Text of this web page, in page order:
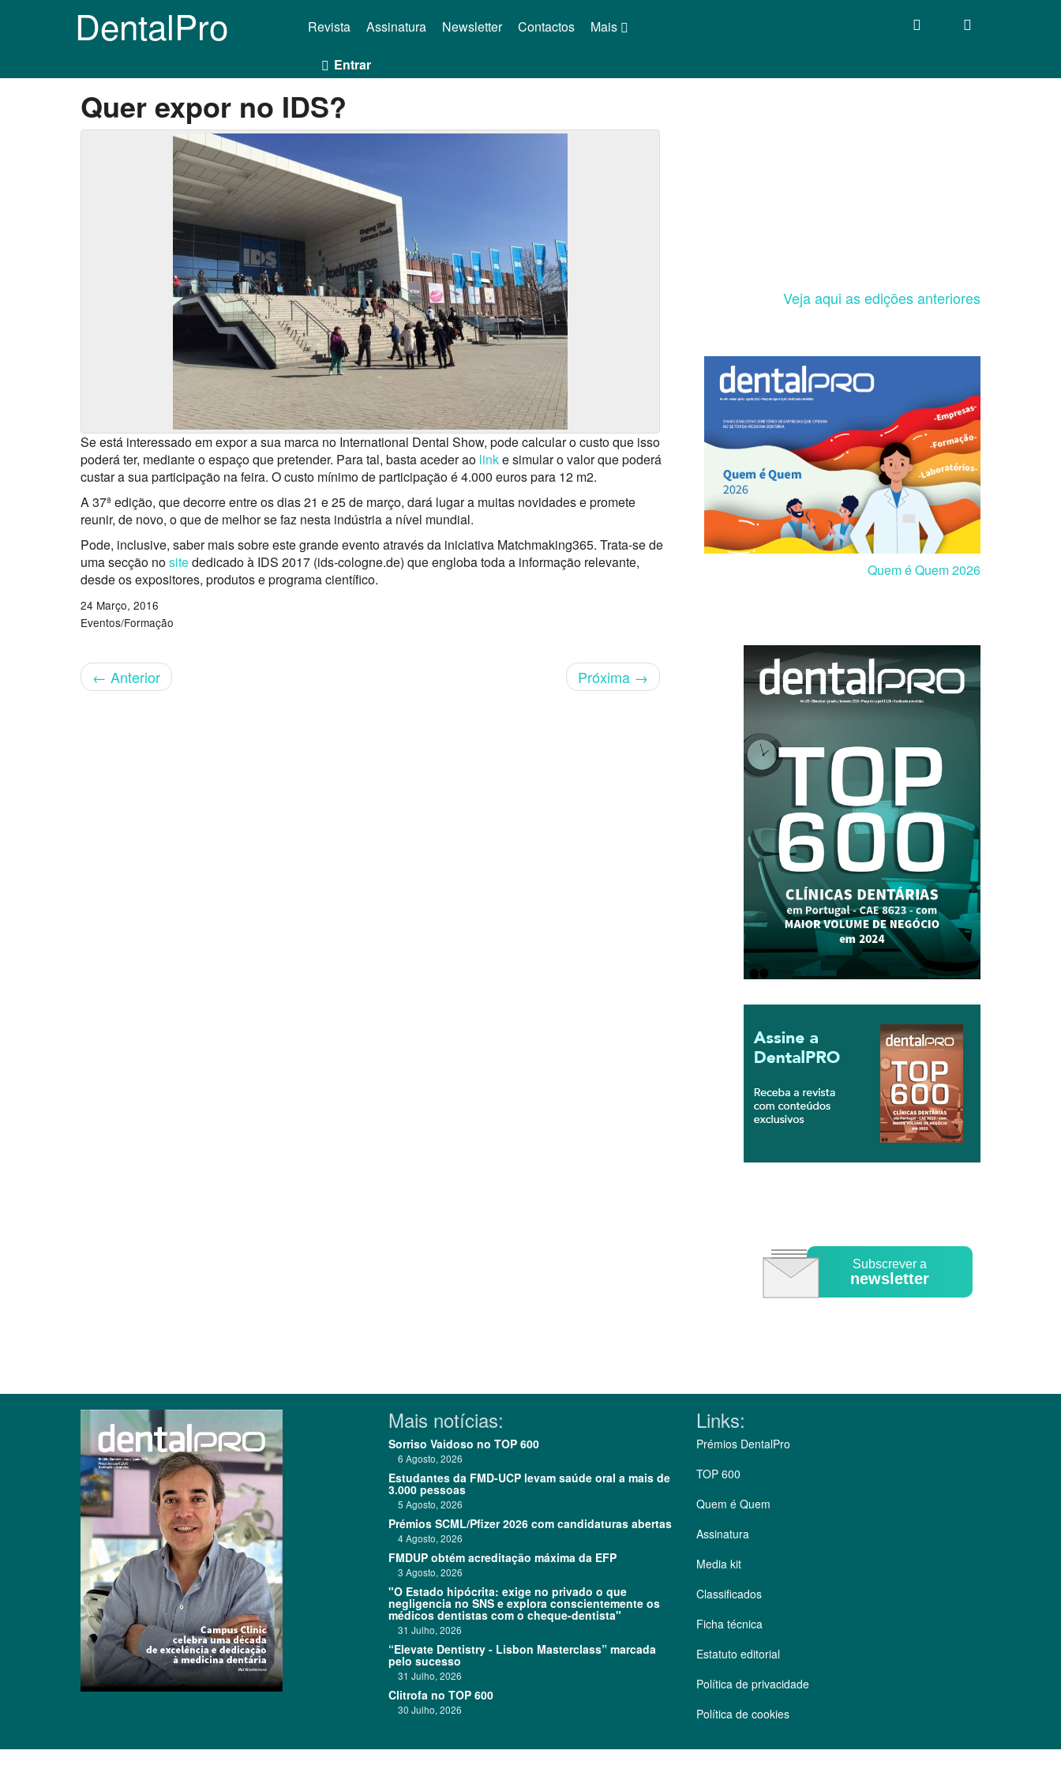
DentalPro Mais
Revista Assinatura Newsletter Contactos
Entrar
Quer expor no IDS?
Se está interessado em expor a sua marca no International Dental Show, pode calcular o custo que isso
poderá ter, mediante o espaço que pretender. Para tal, basta aceder ao linke simular o valor que poderá
custar a sua participação na feira. O custo mínimo de participação é 4.000 euros para 12 m2.
A 37ª edição, que decorre entre os dias 21 e 25 de março, dará lugar a muitas novidades e promete
reunir, de novo, o que de melhor se faz nesta indústria a nível mundial.
Pode, inclusive, saber mais sobre este grande evento através da iniciativa Matchmaking365. Trata-se de
uma secção nositededicado à IDS 2017 (ids-cologne.de) que engloba toda a informação relevante,
desde os expositores, produtos e programa científico.
24 Março, 2016
Eventos/Formação
← Anterior Próxima →
Veja aqui as edições anteriores
Quem é Quem 2026
Subscrever a
newsletter
Clique para ler
Mais notícias:
Sorriso Vaidoso no TOP 600
6 Agosto, 2026
Estudantes da FMD-UCP levam saúde oral a mais de
3.000 pessoas
5 Agosto, 2026
Prémios SCML/Pfizer 2026 com candidaturas abertas
4 Agosto, 2026
FMDUP obtém acreditação máxima da EFP
3 Agosto, 2026
"O Estado hipócrita: exige no privado o que
negligencia no SNS e explora conscientemente os
médicos dentistas com o cheque-dentista"
31 Julho, 2026
“Elevate Dentistry - Lisbon Masterclass” marcada
pelo sucesso
31 Julho, 2026
Clitrofa no TOP 600
30 Julho, 2026
Links:
Prémios DentalPro
TOP 600
Quem é Quem
Assinatura
Media kit
Classificados
Ficha técnica
Estatuto editorial
Política de privacidade
Política de cookies